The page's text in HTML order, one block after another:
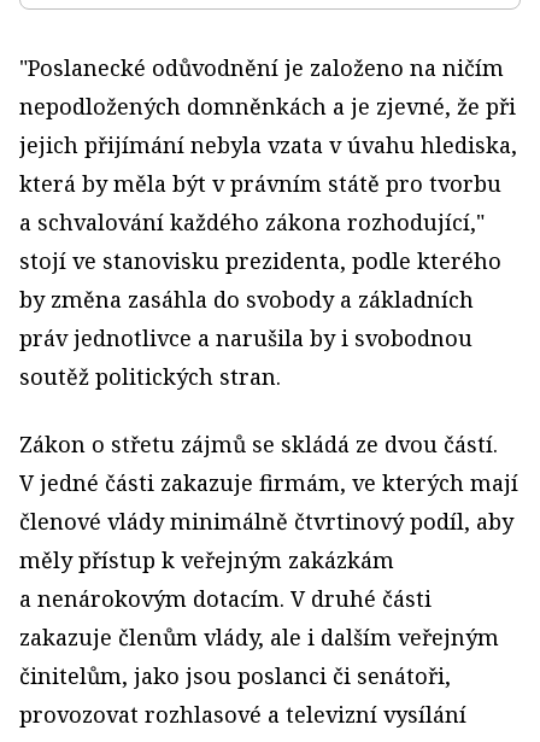
"Poslanecké odůvodnění je založeno na ničím
nepodložených domněnkách a je zjevné, že při
jejich přijímání nebyla vzata v úvahu hlediska,
která by měla být v právním státě pro tvorbu
a schvalování každého zákona rozhodující,"
stojí ve stanovisku prezidenta, podle kterého
by změna zasáhla do svobody a základních
práv jednotlivce a narušila by i svobodnou
soutěž politických stran.
Zákon o střetu zájmů se skládá ze dvou částí.
V jedné části zakazuje firmám, ve kterých mají
členové vlády minimálně čtvrtinový podíl, aby
měly přístup k veřejným zakázkám
a nenárokovým dotacím. V druhé části
zakazuje členům vlády, ale i dalším veřejným
činitelům, jako jsou poslanci či senátoři,
provozovat rozhlasové a televizní vysílání